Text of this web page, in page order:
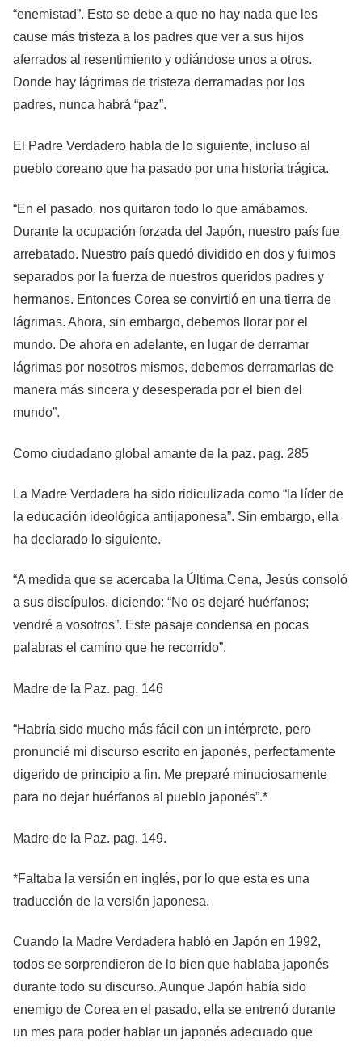
“enemistad”. Esto se debe a que no hay nada que les
cause más tristeza a los padres que ver a sus hijos
aferrados al resentimiento y odiándose unos a otros.
Donde hay lágrimas de tristeza derramadas por los
padres, nunca habrá “paz”.
El Padre Verdadero habla de lo siguiente, incluso al
pueblo coreano que ha pasado por una historia trágica.
“En el pasado, nos quitaron todo lo que amábamos.
Durante la ocupación forzada del Japón, nuestro país fue
arrebatado. Nuestro país quedó dividido en dos y fuimos
separados por la fuerza de nuestros queridos padres y
hermanos. Entonces Corea se convirtió en una tierra de
lágrimas. Ahora, sin embargo, debemos llorar por el
mundo. De ahora en adelante, en lugar de derramar
lágrimas por nosotros mismos, debemos derramarlas de
manera más sincera y desesperada por el bien del
mundo”.
Como ciudadano global amante de la paz. pag. 285
La Madre Verdadera ha sido ridiculizada como “la líder de
la educación ideológica antijaponesa”. Sin embargo, ella
ha declarado lo siguiente.
“A medida que se acercaba la Última Cena, Jesús consoló
a sus discípulos, diciendo: “No os dejaré huérfanos;
vendré a vosotros”. Este pasaje condensa en pocas
palabras el camino que he recorrido”.
Madre de la Paz. pag. 146
“Habría sido mucho más fácil con un intérprete, pero
pronuncié mi discurso escrito en japonés, perfectamente
digerido de principio a fin. Me preparé minuciosamente
para no dejar huérfanos al pueblo japonés”.*
Madre de la Paz. pag. 149.
*Faltaba la versión en inglés, por lo que esta es una
traducción de la versión japonesa.
Cuando la Madre Verdadera habló en Japón en 1992,
todos se sorprendieron de lo bien que hablaba japonés
durante todo su discurso. Aunque Japón había sido
enemigo de Corea en el pasado, ella se entrenó durante
un mes para poder hablar un japonés adecuado que